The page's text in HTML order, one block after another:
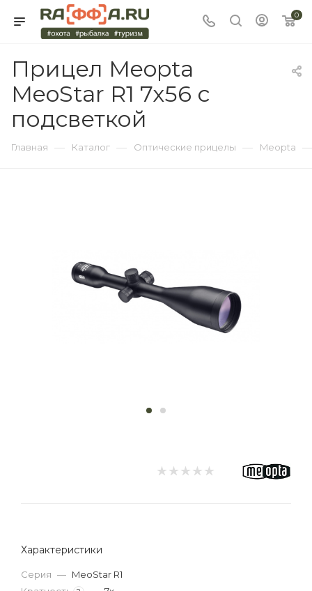
0
Прицел Meopta
MeoStar R1 7x56 с
подсветкой
Главная — Каталог — Оптические прицелы — Meopta —
Характеристики
Серия — MeoStar R1